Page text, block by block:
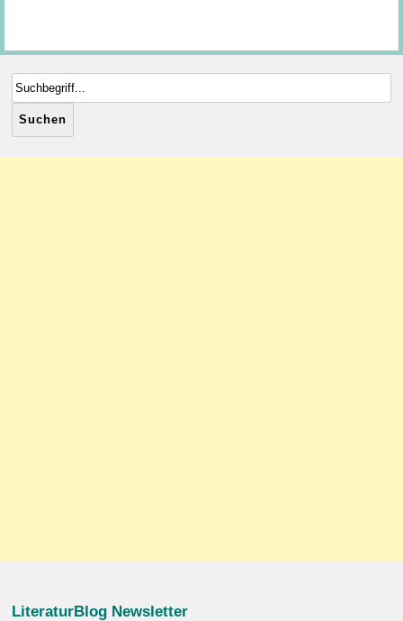
LiteraturBlog Newsletter